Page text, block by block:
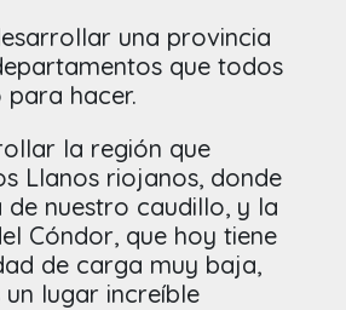
una provincia
que todos
hacer.
la región que
Llanos riojanos, donde
de nuestro caudillo, y la
Cóndor, que hoy tiene
de carga muy baja,
lugar increíble